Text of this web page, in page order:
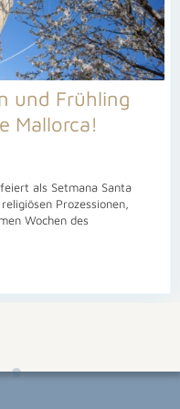
und Frühling
Mallorca!
als Setmana Santa
Prozessionen,
Wochen des